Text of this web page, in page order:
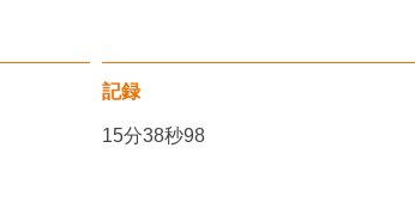
記録
15分38秒98